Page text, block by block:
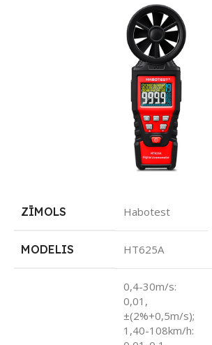
ZĪMOLS Habotest
MODELIS HT625A
0,4-30m/s:
0,01,
±(2%+0,5m/s);
1,40-108km/h: